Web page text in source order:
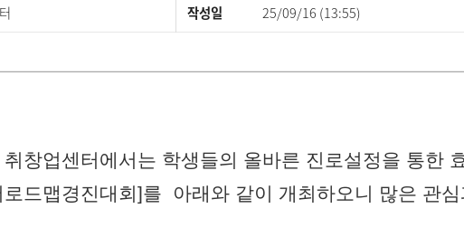
작성일 25/09/16 (13:55)
창업센터에서는 학생들의 올바른 진로설정을 통한
드맵경진대회]를
아래와 같이 개최하오니 많은 관